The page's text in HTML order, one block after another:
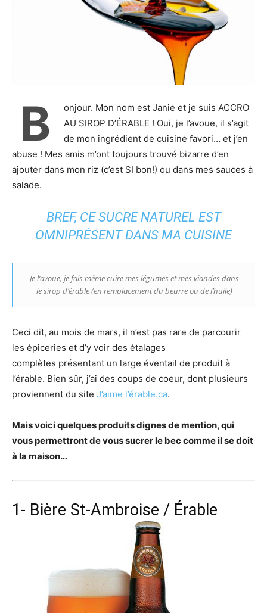
B
onjour. Mon nom est Janie et je suis ACCRO
AU SIROP D’ÉRABLE ! Oui, je l’avoue, il s’agit
de mon ingrédient de cuisine favori… et j’en
abuse ! Mes amis m’ont toujours trouvé bizarre d’en
ajouter dans mon riz (c’est SI bon!) ou dans mes sauces à
salade.
BREF, CE SUCRE NATUREL EST
OMNIPRÉSENT DANS MA CUISINE
Je l’avoue, je fais même cuire mes légumes et mes viandes dans
le sirop d’érable (en remplacement du beurre ou de l’huile)
Ceci dit, au mois de mars, il n’est pas rare de parcourir
les épiceries et d’y voir des étalages
complètes présentant un large éventail de produit à
l’érable. Bien sûr, j’ai des coups de coeur, dont plusieurs
proviennent du site J’aime l’érable.ca.
Mais voici quelques produits dignes de mention, qui
vous permettront de vous sucrer le bec comme il se doit
à la maison…
1- Bière St-Ambroise / Érable